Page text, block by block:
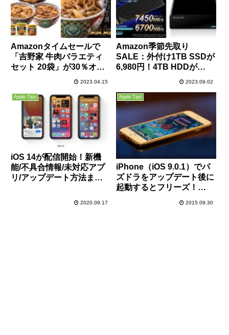
Amazonタイムセールで
「吉野家 牛肉バラエティ
セット 20袋」が30％オフ
2023.04.15
Amazon季節先取り
SALE：外付け1TB SSDが
6,980円！4TB HDDが
m2 SSDも安い！
2023.09.02
Apple Tips
iOS 14が配信開始！新機
能/不具合情報/未対応アプ
リ/アップデート方法まと
2020.09.17
Apple Tips
iPhone（iOS 9.0.1）でパ
ズドラをアップデート後に
起動するとフリーズ！
くなった際の直し方解説～
2015.09.30